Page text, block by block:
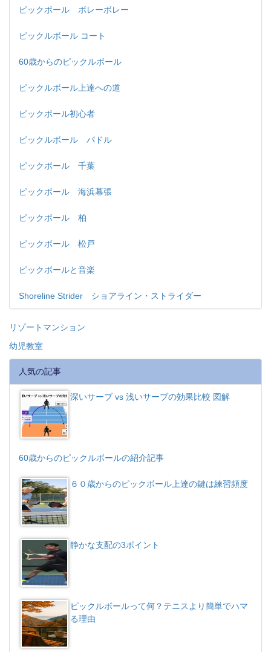
ピックボール ボレーボレー
ピックルボール コート
60歳からのピックルボール
ピックルボール上達への道
ピックボール初心者
ピックルボール パドル
ピックボール 千葉
ピックボール 海浜幕張
ピックボール 柏
ピックボール 松戸
ピックボールと音楽
Shoreline Strider ショアライン・ストライダー
リゾートマンション
幼児教室
人気の記事
深いサーブ vs 浅いサーブの効果比較 図解
60歳からのピックルボールの紹介記事
６０歳からのピックボール上達の鍵は練習頻度
静かな支配の3ポイント
ピックルボールって何？テニスより簡単でハマ
る理由